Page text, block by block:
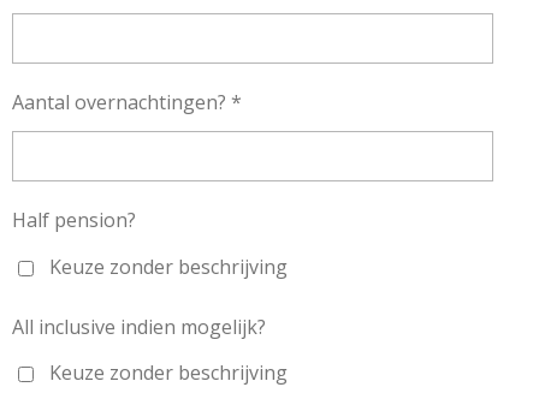
Aantal overnachtingen? *
Half pension?
Keuze zonder beschrijving
All inclusive indien mogelijk?
Keuze zonder beschrijving